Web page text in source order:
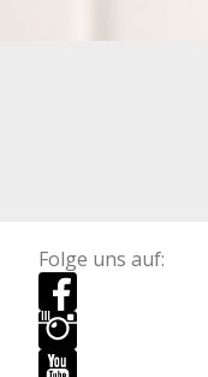
Folge uns auf: